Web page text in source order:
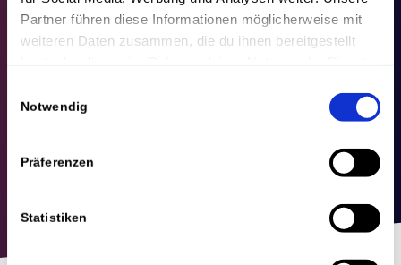
Partner führen diese Informationen möglicherweise mit
weiteren Daten zusammen, die du ihnen bereitgestellt
Notwendig
Präferenzen
Statistiken